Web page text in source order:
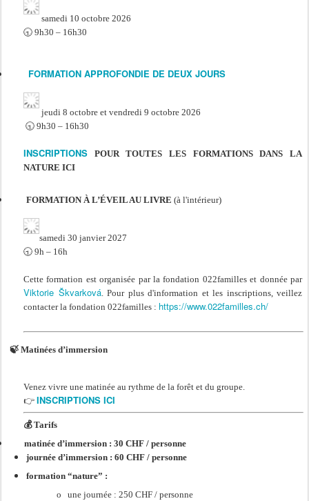
samedi 10 octobre 2026
🕤 9h30 – 16h30
FORMATION APPROFONDIE DE DEUX JOURS
jeudi 8 octobre et vendredi 9 octobre 2026
🕤 9h30 – 16h30
INSCRIPTIONS
POUR TOUTES LES FORMATIONS DANS LA
NATURE ICI
FORMATION À L’ÉVEIL AU LIVRE (à l'intérieur)
samedi 30 janvier 2027
🕤 9h – 16h
Cette formation est organisée par la fondation 022familles et donnée par
Viktorie Škvarková. Pour plus d'information et les inscriptions, veillez
contacter la fondation 022familles : https://www.022familles.ch/
🍃 Matinées d’immersion
Venez vivre une matinée au rythme de la forêt et du groupe.
👉 INSCRIPTIONS ICI
💰Tarifs
matinée d’immersion : 30 CHF / personne
journée d’immersion : 60 CHF / personne
formation “nature” :
o
une journée : 250 CHF / personne